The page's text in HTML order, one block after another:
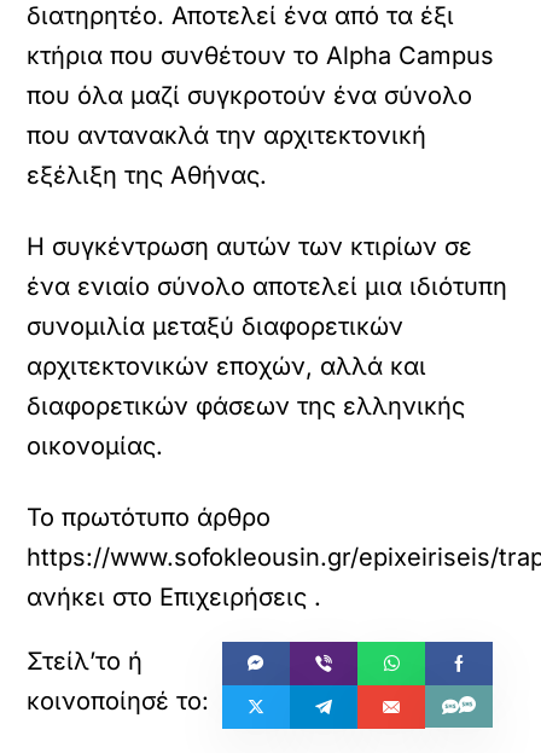
διατηρητέο. Αποτελεί ένα από τα έξι
κτήρια που συνθέτουν το Alpha Campus
που όλα μαζί συγκροτούν ένα σύνολο
που αντανακλά την αρχιτεκτονική
εξέλιξη της Αθήνας.
Η συγκέντρωση αυτών των κτιρίων σε
ένα ενιαίο σύνολο αποτελεί μια ιδιότυπη
συνομιλία μεταξύ διαφορετικών
αρχιτεκτονικών εποχών, αλλά και
διαφορετικών φάσεων της ελληνικής
οικονομίας.
Το πρωτότυπο άρθρο
https://www.sofokleousin.gr/epixeiriseis/
ανήκει στο Επιχειρήσεις .